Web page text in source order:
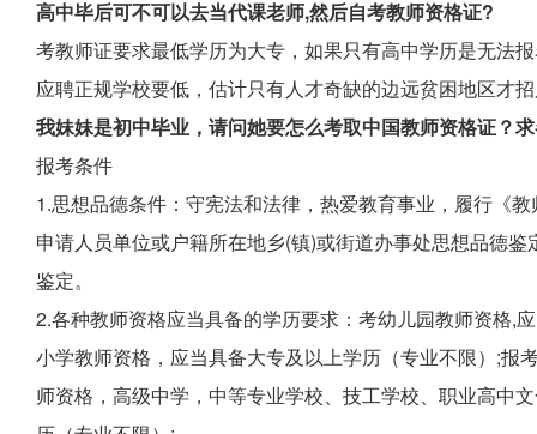
高中毕后可不可以去当代课老师,然后自考教师资格证?
考教师证要求最低学历为大专，如果只有高中学历是无法
应聘正规学校要低，估计只有人才奇缺的边远贫困地区才
我妹妹是初中毕业，请问她要怎么考取中国教师资格证？
报考条件
1.思想品德条件：守宪法和法律，热爱教育事业，履行《
申请人员单位或户籍所在地乡(镇)或街道办事处思想品德
鉴定。
2.各种教师资格应当具备的学历要求：考幼儿园教师资格,
小学教师资格，应当具备大专及以上学历（专业不限）;报
师资格，高级中学，中等专业学校、技工学校、职业高中